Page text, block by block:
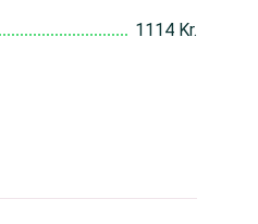
1114 Kr.